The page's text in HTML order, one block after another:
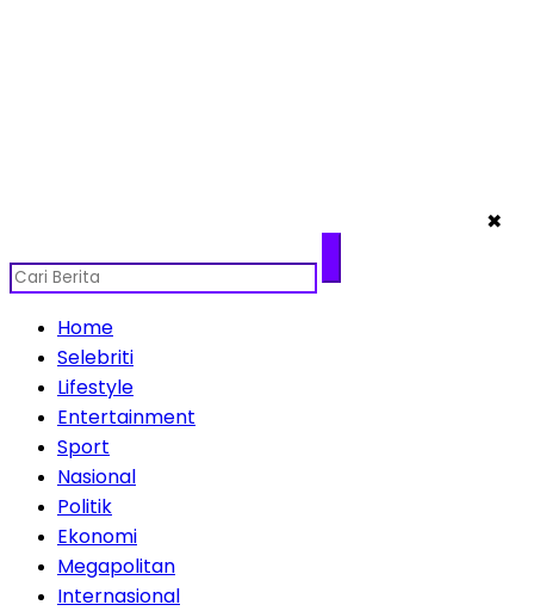
✖
Home
Selebriti
Lifestyle
Entertainment
Sport
Nasional
Politik
Ekonomi
Megapolitan
Internasional